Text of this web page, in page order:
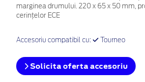
marginea drumului. 220 x 65 x 50 mm,
cerințelor ECE
Accesoriu compatibil cu: Tourneo
Solicita oferta accesoriu